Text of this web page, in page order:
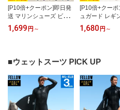
[P10倍+クーポン]即日発
送 マリンシューズ ビー
チシューズ ウォーターシ
ューズ アクアシューズ 2
ュノーケリング 海 川 岩
場 フィットネス マリン
スポーツ アウトドア 19
R-MS
1,699 円 ～
[P10倍+クーポ
ュガード レギ
ィース UPF50+
UVカット98%
ト マリンカ 海
外線対策 日焼
-RL2
1,680 円 ～
■ウェットスーツ PICK UP